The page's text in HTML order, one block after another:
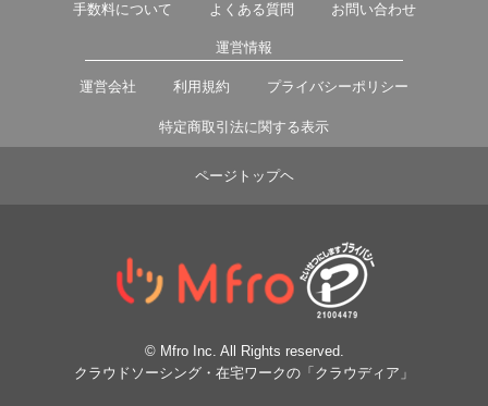
手数料について よくある質問 お問い合わせ
運営情報
運営会社 利用規約 プライバシーポリシー
特定商取引法に関する表示
ページトップヘ
© Mfro Inc. All Rights reserved.
クラウドソーシング・在宅ワークの「クラウディア」